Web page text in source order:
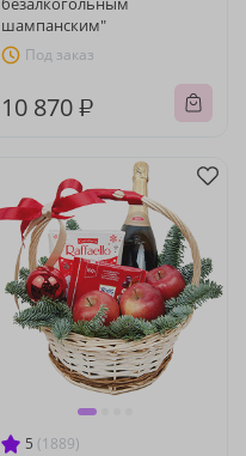
шампанским"
Под заказ
10 870 ₽
5 (1889)